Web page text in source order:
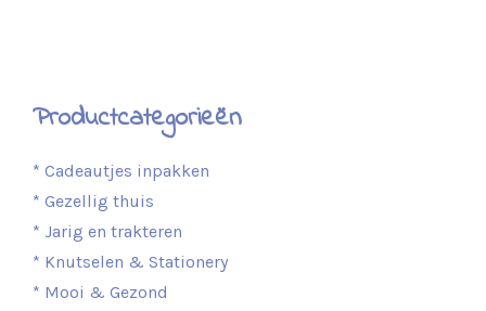
Productcategorieën
* Cadeautjes inpakken
* Gezellig thuis
* Jarig en trakteren
* Knutselen & Stationery
* Mooi & Gezond